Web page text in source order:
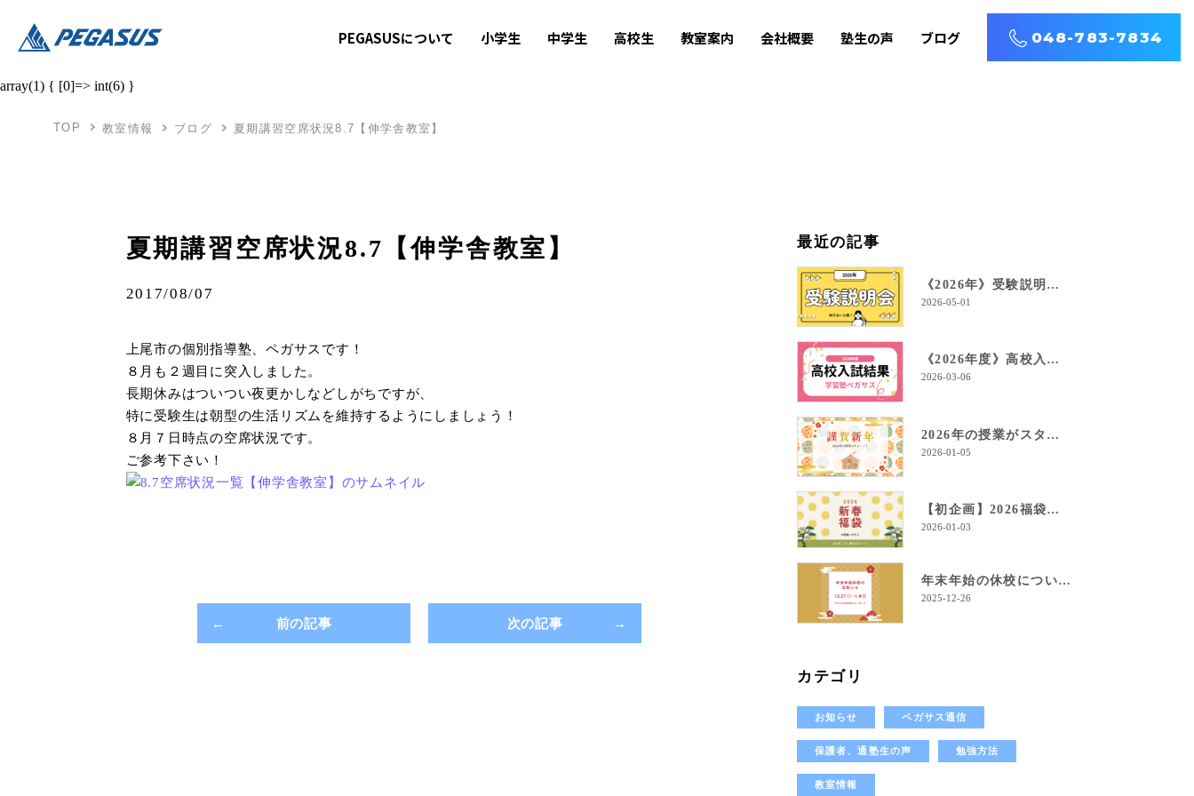
PEGASUSについて 小学生 中学生 高校生 教室案内 会社概要 塾生の声 ブログ 048-783-7834
array(1) { [0]=> int(6) }
TOP 教室情報 ブログ 夏期講習空席状況8.7【伸学舎教室】
夏期講習空席状況8.7【伸学舎教室】
2017/08/07
上尾市の個別指導塾、ペガサスです！
８月も２週目に突入しました。
長期休みはついつい夜更かしなどしがちですが、
特に受験生は朝型の生活リズムを維持するようにしましょう！
８月７日時点の空席状況です。
ご参考下さい！
前の記事 次の記事
最近の記事
《2026年》受験説明会を開催します！
2026-05-01
《2026年度》高校入試結果！
2026-03-06
2026年の授業がスタート！
2026-01-05
【初企画】2026福袋のご案内！
2026-01-03
年末年始の休校について
2025-12-26
カテゴリ
お知らせ ペガサス通信
保護者、通塾生の声 勉強方法
教室情報